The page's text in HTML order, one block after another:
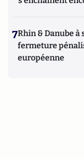
7Rhin & Danube à
fermeture
européenne